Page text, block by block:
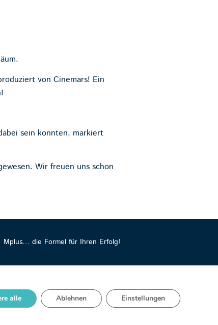
vonCinemars! Ein
sein konnten, markiert
Wir freuen uns schon
Mplus… die Formel für Ihren Erfolg!
alle Ablehnen Einstellungen